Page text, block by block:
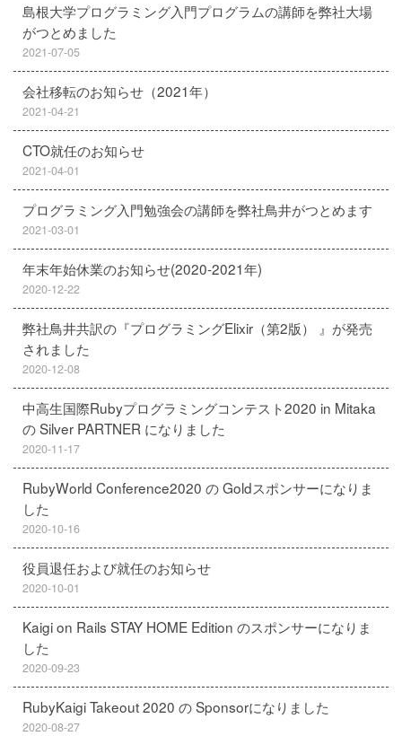
島根大学プログラミング入門プログラムの講師を弊社大場
がつとめました
2021-07-05
会社移転のお知らせ（2021年）
2021-04-21
CTO就任のお知らせ
2021-04-01
プログラミング入門勉強会の講師を弊社鳥井がつとめます
2021-03-01
年末年始休業のお知らせ(2020-2021年)
2020-12-22
弊社鳥井共訳の『プログラミングElixir（第2版） 』が発売
されました
2020-12-08
中高生国際Rubyプログラミングコンテスト2020 in Mitaka
の Silver PARTNER になりました
2020-11-17
RubyWorld Conference2020 の Goldスポンサーになりま
した
2020-10-16
役員退任および就任のお知らせ
2020-10-01
Kaigi on Rails STAY HOME Edition のスポンサーになりま
した
2020-09-23
RubyKaigi Takeout 2020 の Sponsorになりました
2020-08-27